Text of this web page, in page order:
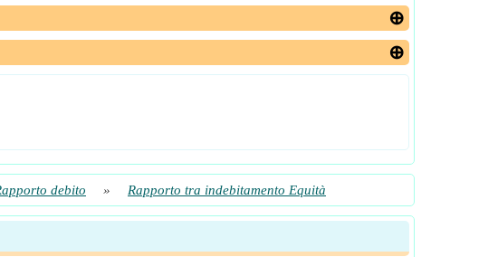
debito » Rapporto tra indebitamento Equità